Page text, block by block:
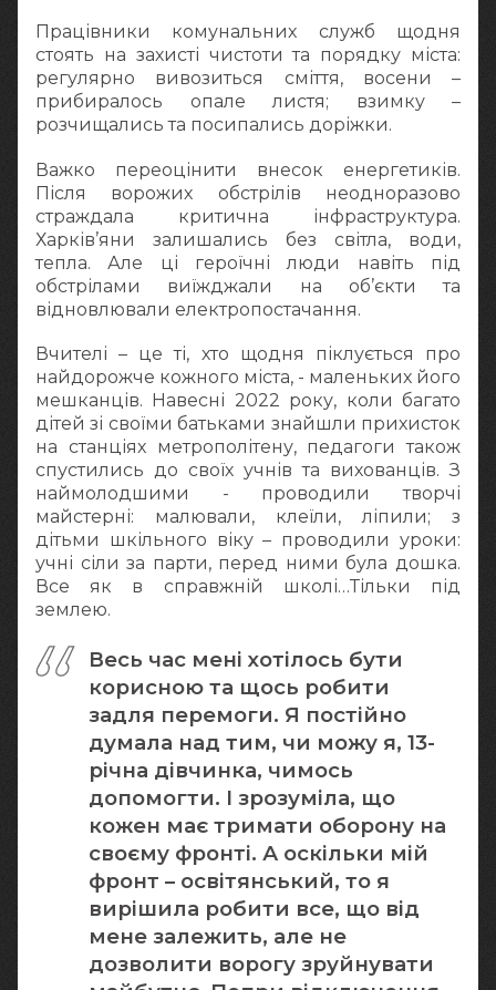
Працівники комунальних служб щодня
стоять на захисті чистоти та порядку міста:
регулярно вивозиться сміття, восени –
прибиралось опале листя; взимку –
розчищались та посипались доріжки.
Важко переоцінити внесок енергетиків.
Після ворожих обстрілів неодноразово
страждала критична інфраструктура.
Харків’яни залишались без світла, води,
тепла. Але ці героїчні люди навіть під
обстрілами виїжджали на об’єкти та
відновлювали електропостачання.
Вчителі – це ті, хто щодня піклується про
найдорожче кожного міста, - маленьких його
мешканців. Навесні 2022 року, коли багато
дітей зі своїми батьками знайшли прихисток
на станціях метрополітену, педагоги також
спустились до своїх учнів та вихованців. З
наймолодшими - проводили творчі
майстерні: малювали, клеїли, ліпили; з
дітьми шкільного віку – проводили уроки:
учні сіли за парти, перед ними була дошка.
Все як в справжній школі…Тільки під
землею.
Весь час мені хотілось бути
корисною та щось робити
задля перемоги. Я постійно
думала над тим, чи можу я, 13-
річна дівчинка, чимось
допомогти. І зрозуміла, що
кожен має тримати оборону на
своєму фронті. А оскільки мій
фронт – освітянський, то я
вирішила робити все, що від
мене залежить, але не
дозволити ворогу зруйнувати